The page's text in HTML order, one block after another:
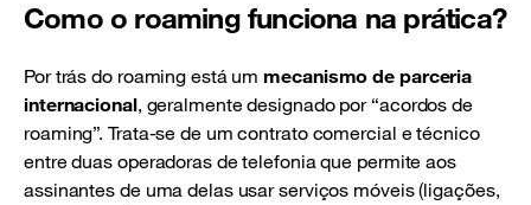
Como o roaming funciona na prática?
Por trás do roaming está um mecanismo de parceria
internacional, geralmente designado por “acordos de
roaming”. Trata-se de um contrato comercial e técnico
entre duas operadoras de telefonia que permite aos
assinantes de uma delas usar serviços móveis (ligações,